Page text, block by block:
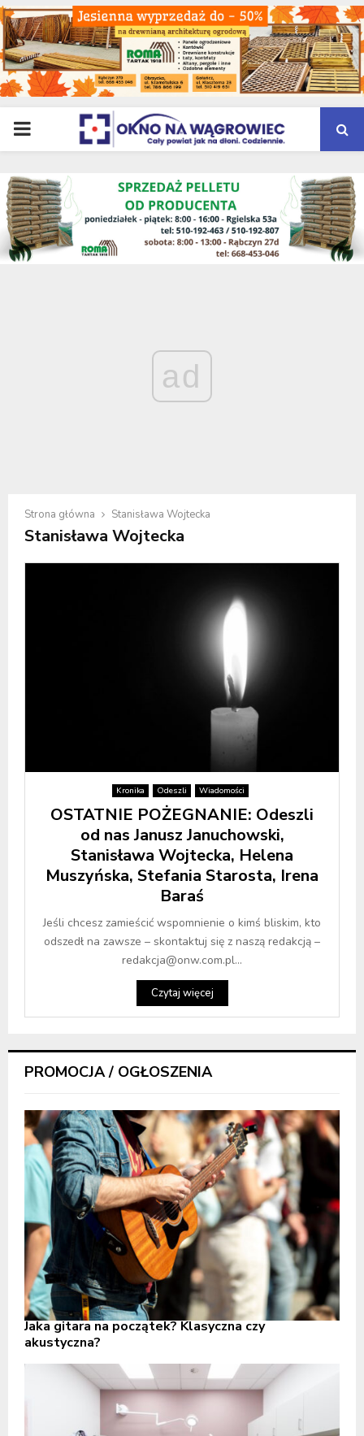
PRIMARY
MENU
ad
Strona główna Stanisława Wojtecka
Stanisława Wojtecka
Kronika Odeszli Wiadomości
OSTATNIE POŻEGNANIE: Odeszli
od nas Janusz Januchowski,
Stanisława Wojtecka, Helena
Muszyńska, Stefania Starosta, Irena
Baraś
Jeśli chcesz zamieścić wspomnienie o kimś bliskim, kto
odszedł na zawsze – skontaktuj się z naszą redakcją –
redakcja@onw.com.pl...
Czytaj więcej
PROMOCJA / OGŁOSZENIA
Jaka gitara na początek? Klasyczna czy
akustyczna?